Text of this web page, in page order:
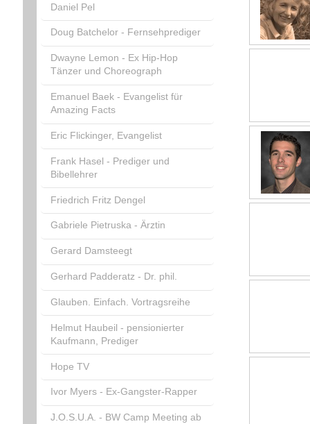
Daniel Pel
Doug Batchelor - Fernsehprediger
Dwayne Lemon - Ex Hip-Hop
Tänzer und Choreograph
Emanuel Baek - Evangelist für
Amazing Facts
Eric Flickinger, Evangelist
Frank Hasel - Prediger und
Bibellehrer
Friedrich Fritz Dengel
Gabriele Pietruska - Ärztin
Gerard Damsteegt
Gerhard Padderatz - Dr. phil.
Glauben. Einfach. Vortragsreihe
Helmut Haubeil - pensionierter
Kaufmann, Prediger
Hope TV
Ivor Myers - Ex-Gangster-Rapper
J.O.S.U.A. - BW Camp Meeting ab